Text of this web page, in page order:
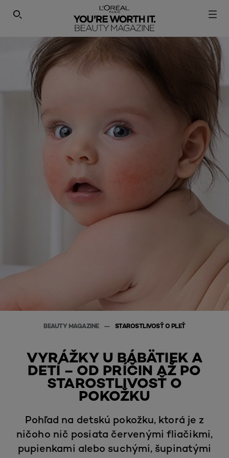
SEARCH THIS SITE
BEAUTY MAGAZINE STAROSTLIVOSŤ O PLEŤ
VYRÁŽKY U BÁBÄTIEK A
DETÍ – OD PRÍČIN AŽ PO
STAROSTLIVOSŤ O
POKOŽKU
Pohľad na detskú pokožku, ktorá je z
ničoho nič posiata červenými fliačikmi,
pupienkami alebo suchými, šupinatými